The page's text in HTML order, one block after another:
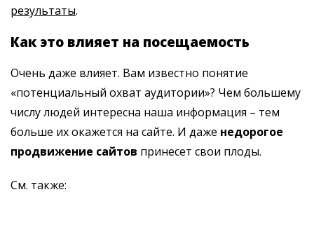
результаты.
Как это влияет на посещаемость
Очень даже влияет. Вам известно понятие
«потенциальный охват аудитории»? Чем большему
числу людей интересна наша информация – тем
больше их окажется на сайте. И даже недорогое
продвижение сайтов принесет свои плоды.
См. также: